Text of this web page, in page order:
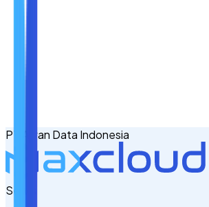
Tulis Kebutuhan Anda di Sini
PT Awan Data Indonesia
Servis